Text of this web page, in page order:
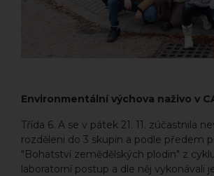
Environmentální výchova naživo v
Třída 6. A se v pátek 21. 11. zúčastnila
rozděleni do 3 skupin a podle předem
"Bohatství zemědělských plodin" z
laboratorní postup a dle něj vykonávali